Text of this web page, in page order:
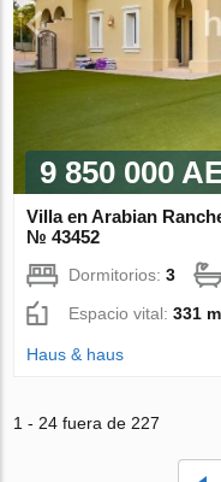
9 850 000
Villa en Arabian
№ 43452
Dormitorios:3
Espacio vital:331
Haus & haus
1 - 24 fuera de 227